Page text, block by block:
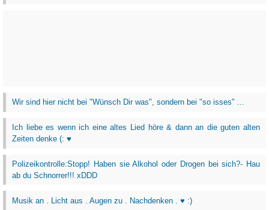
Wir sind hier nicht bei "Wünsch Dir was", sondern bei "so isses" ...
Ich liebe es wenn ich eine altes Lied höre & dann an die guten alten
Zeiten denke (: ♥
Polizeikontrolle:Stopp! Haben sie Alkohol oder Drogen bei sich?- Hau
ab du Schnorrer!!! xDDD
Musik an . Licht aus . Augen zu . Nachdenken . ♥ :)